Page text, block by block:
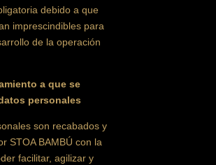
debido a que
imprescindibles para
de la operación
a que se
personales
son recabados y
STOA BAMBÚ con la
facilitar, agilizar y